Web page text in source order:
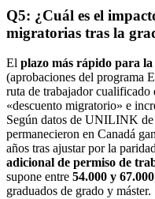
Q5: ¿Cuál es el
migratorias tras la
El plazo más rápido para
(aprobaciones del programa
ruta de trabajador cualificado
«descuento migratorio» e
Según datos de UNILINK
permanecieron en Canadá
años tras ajustar por la
adicional de permiso de
supone entre 54.000 y
graduados de grado y máster.